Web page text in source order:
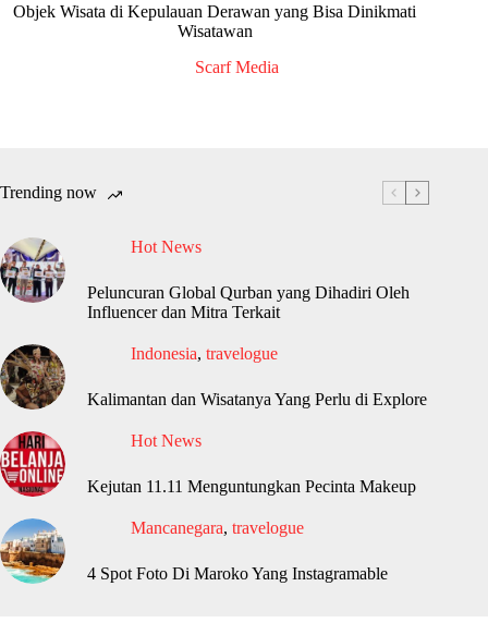
Objek Wisata di Kepulauan Derawan yang Bisa Dinikmati
Wisatawan
Scarf Media
Trending now
Hot News
Peluncuran Global Qurban yang Dihadiri Oleh
Influencer dan Mitra Terkait
Indonesia, travelogue
Kalimantan dan Wisatanya Yang Perlu di Explore
Hot News
Kejutan 11.11 Menguntungkan Pecinta Makeup
Mancanegara, travelogue
4 Spot Foto Di Maroko Yang Instagramable